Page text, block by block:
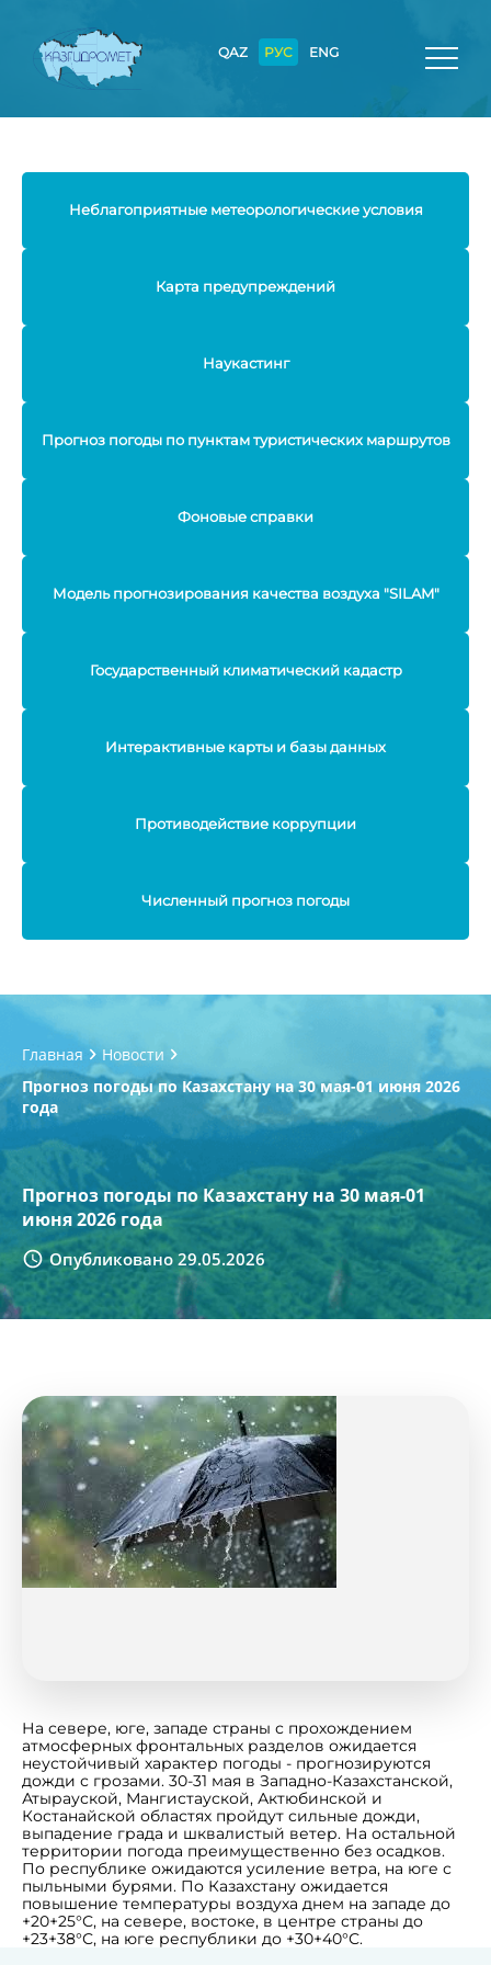
QAZ РУС ENG
Неблагоприятные метеорологические условия
Карта предупреждений
Наукастинг
Прогноз погоды по пунктам туристических маршрутов
Фоновые справки
Модель прогнозирования качества воздуха "SILAM"
Государственный климатический кадастр
Интерактивные карты и базы данных
Противодействие коррупции
Численный прогноз погоды
Главная
Новости
Прогноз погоды по Казахстану на 30 мая-01 июня 2026
года
Прогноз погоды по Казахстану на 30 мая-01
июня 2026 года
Опубликовано 29.05.2026
На севере, юге, западе страны с прохождением
атмосферных фронтальных разделов ожидается
неустойчивый характер погоды - прогнозируются
дожди с грозами. 30-31 мая в Западно-Казахстанской,
Атырауской, Мангистауской, Актюбинской и
Костанайской областях пройдут сильные дожди,
выпадение града и шквалистый ветер. На остальной
территории погода преимущественно без осадков.
По республике ожидаются усиление ветра, на юге с
пыльными бурями. По Казахстану ожидается
повышение температуры воздуха днем на западе до
+20+25°С, на севере, востоке, в центре страны до
+23+38°С, на юге республики до +30+40°С.